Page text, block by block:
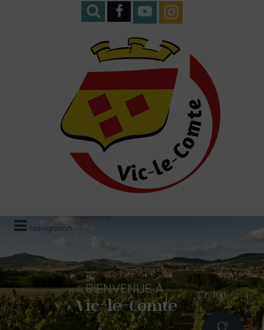
Navigation
BIENVENUEÀ
Vic-le-Comte